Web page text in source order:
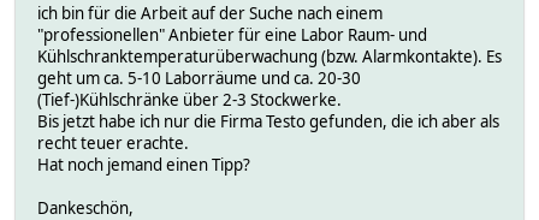
ich bin für die Arbeit auf der Suche nach einem
"professionellen" Anbieter für eine Labor Raum- und
Kühlschranktemperaturüberwachung (bzw. Alarmkontakte). Es
geht um ca. 5-10 Laborräume und ca. 20-30
(Tief-)Kühlschränke über 2-3 Stockwerke.
Bis jetzt habe ich nur die Firma Testo gefunden, die ich aber als
recht teuer erachte.
Hat noch jemand einen Tipp?
Dankeschön,